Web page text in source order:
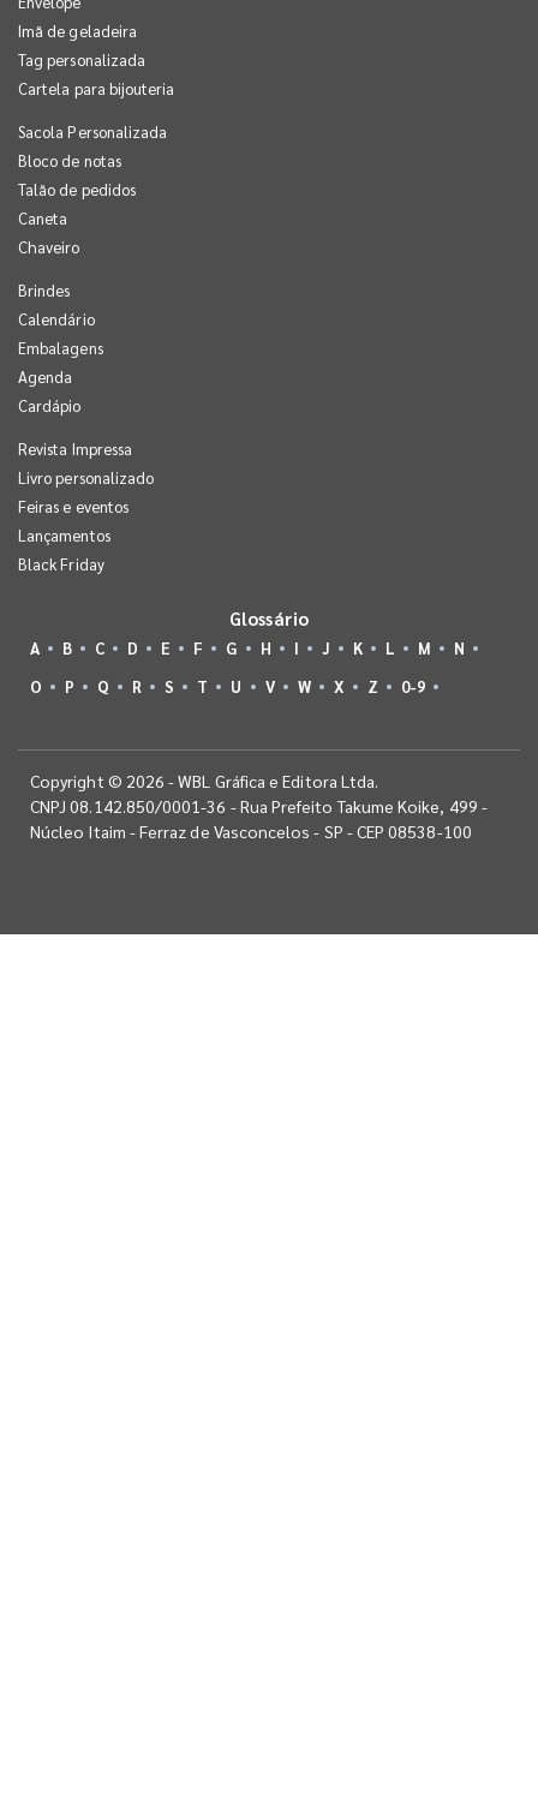
Imã de geladeira
Tag personalizada
Cartela para bijouteria
Sacola Personalizada
Bloco de notas
Talão de pedidos
Caneta
Chaveiro
Brindes
Calendário
Embalagens
Agenda
Cardápio
Revista Impressa
Livro personalizado
Feiras e eventos
Lançamentos
Black Friday
Glossário
A B C D E F G H I J K L M
N
O
P Q R S T U V W X Z 0-9
Copyright © 2026 - WBL Gráfica e Editora Ltda.
CNPJ 08.142.850/0001-36 - Rua Prefeito Takume Koike, 499 -
Núcleo Itaim - Ferraz de Vasconcelos - SP - CEP 08538-100